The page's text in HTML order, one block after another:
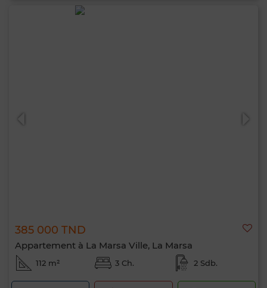
385 000 TND
Appartement à La Marsa Ville, La Marsa
112 m² 3 Ch. 2 Sdb.